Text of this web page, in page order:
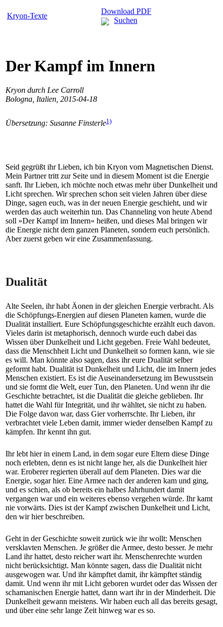
Kryon-Texte
Download PDF
Suchen
Der Kampf im Innern
Kryon durch Lee Carroll
Bologna, Italien, 2015-04-18
Übersetzung: Susanne Finsterle1)
Seid gegrüßt ihr Lieben, ich bin Kryon vom Magnetischen Dienst.
Mein Partner tritt zur Seite und in diesem Moment ist die Energie
sanft. Ihr Lieben, ich möchte noch etwas mehr über Dunkelheit und
Licht sprechen. Wir sprechen schon seit vielen Jahren über diese
Dinge, sagen euch, was in der neuen Energie geschieht, und wir
werden das auch weiterhin tun. Das Channeling von heute Abend
soll »Der Kampf im Innern« heißen, und dieses Mal bringen wir
die Energie nicht dem ganzen Planeten, sondern euch persönlich.
Aber zuerst geben wir eine Zusammenfassung.
Dualität
Alte Seelen, ihr habt Äonen in der gleichen Energie verbracht. Als
die Schöpfungs-Energien auf diesen Planeten kamen, wurde die
Dualität installiert. Eure Schöpfungsgeschichte erzählt euch davon.
Vieles darin ist metaphorisch, dennoch wurde euch dabei das
Wissen über Dunkelheit und Licht gegeben. Freie Wahl bedeutet,
dass die Menschheit Licht und Dunkelheit so formen kann, wie sie
es will. Man könnte also sagen, dass ihr eure Dualität selber
geformt habt. Dualität ist Dunkelheit und Licht, die im Innern jedes
Menschen existiert. Es ist die Auseinandersetzung im Bewusstsein
und sie formt die Welt, euer Tun, den Planeten. Und wenn ihr die
Geschichte betrachtet, ist die Dualität die gleiche geblieben. Ihr
hattet die Wahl für Integrität, und ihr wähltet, sie nicht zu haben.
Die Folge davon war, dass Gier vorherrschte. Ihr Lieben, ihr
verbrachtet viele Leben damit, immer wieder denselben Kampf zu
kämpfen. Ihr kennt ihn gut.
Ihr lebt hier in einem Land, in dem sogar eure Eltern diese Dinge
noch erlebten, denn es ist nicht lange her, als die Dunkelheit hier
war. Eroberer regierten überall auf dem Planeten. Dies war die
Energie, sogar hier. Eine Armee nach der anderen kam und ging,
und es schien, als ob bereits ein halbes Jahrhundert damit
vergangen war und ein weiteres ebenso vergehen würde. Ihr kamt
nie vorwärts. Dies ist der Kampf zwischen Dunkelheit und Licht,
den wir hier beschreiben.
Geht in der Geschichte soweit zurück wie ihr wollt: Menschen
versklavten Menschen. Je größer die Armee, desto besser. Je mehr
Land ihr hattet, desto reicher wart ihr. Menschenrechte wurden
nicht berücksichtigt. Man könnte sagen, dass die Dualität nicht
ausgewogen war. Und ihr kämpftet damit, ihr kämpftet ständig
damit. Und wenn ihr mit Licht geboren wurdet oder das Wissen der
schamanischen Energie hattet, dann wart ihr in der Minderheit. Die
Dunkelheit gewann meistens. Wir haben euch all das bereits gesagt,
und über eine sehr lange Zeit hinweg war es so.